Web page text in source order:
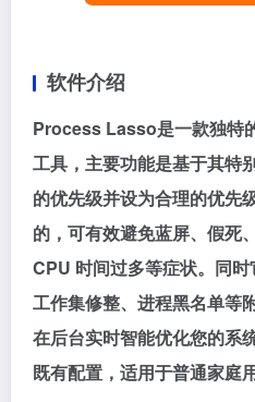
软件介绍
Process Lasso是一款独特
工具，主要功能是基于其特
的优先级并设为合理的优先
的，可有效避免蓝屏、假死
CPU 时间过多等症状。同时
工作集修整、进程黑名单
在后台实时智能优化您的系
既有配置，适用于普通家庭